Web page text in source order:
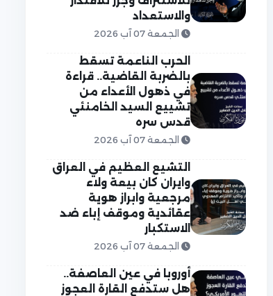
والاستعداد
الجمعة 07 آب 2026
الحرب الناعمة تسقط
بالضربة القاضية.. قراءة
في ذهول الأعداء من
تشييع السيد الخامنئي
قدس سره
الجمعة 07 آب 2026
التشيع العظيم في العراق
وايران كان بيعة ولاء
مرجعية وابراز هوية
عقائدية وموقف إباء ضد
الاستكبار
الجمعة 07 آب 2026
أوروبا في عين العاصفة..
هل ستدفع القارة العجوز